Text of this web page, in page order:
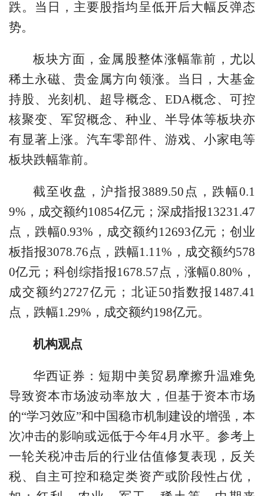
跌。当日，主要股指均呈低开后大幅反弹态
势。
板块方面，金属股整体涨幅靠前，尤以
稀土永磁、贵金属方向领涨。当日，大基金
持股、光刻机、超导概念、EDA概念、可控
核聚变、军贸概念、种业、半导体等板块亦
有显著上涨。汽车零部件、游戏、小家电等
板块跌幅靠前。
截至收盘，沪指报3889.50点，跌幅0.1
9%，成交额约10854亿元；深成指报13231.47
点，跌幅0.93%，成交额约12693亿元；创业
板指报3078.76点，跌幅1.11%，成交额约578
0亿元；科创综指报1678.57点，涨幅0.80%，
成交额约2727亿元；北证50指数报1487.41
点，跌幅1.29%，成交额约198亿元。
机构观点
华西证券：短期中美贸易摩擦升温难免
导致资本市场波动率放大，但基于资本市场
的“学习效应”和中国稳市机制建设的增强，本
次冲击的影响或远低于今年4月水平。参考上
一轮关税冲击后的行业估值修复表现，反关
税、自主可控和稳定类资产或阶段性占优，